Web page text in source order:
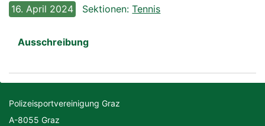
Tennis
16. April 2024 Sektionen:Tennis
Ausschreibung
Polizeisportvereinigung Graz
A-8055 Graz